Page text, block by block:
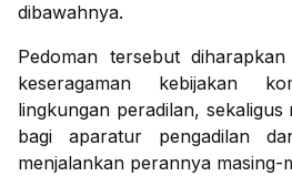
dibawahnya.
Pedoman tersebut
keseragaman kebijakan
lingkungan peradilan, sekaligus
bagi aparatur pengadilan
menjalankan perannya masing-